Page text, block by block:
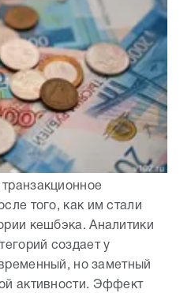
того, как им стали
кешбэка. Аналитики
создает у
но заметный
активности. Эффект